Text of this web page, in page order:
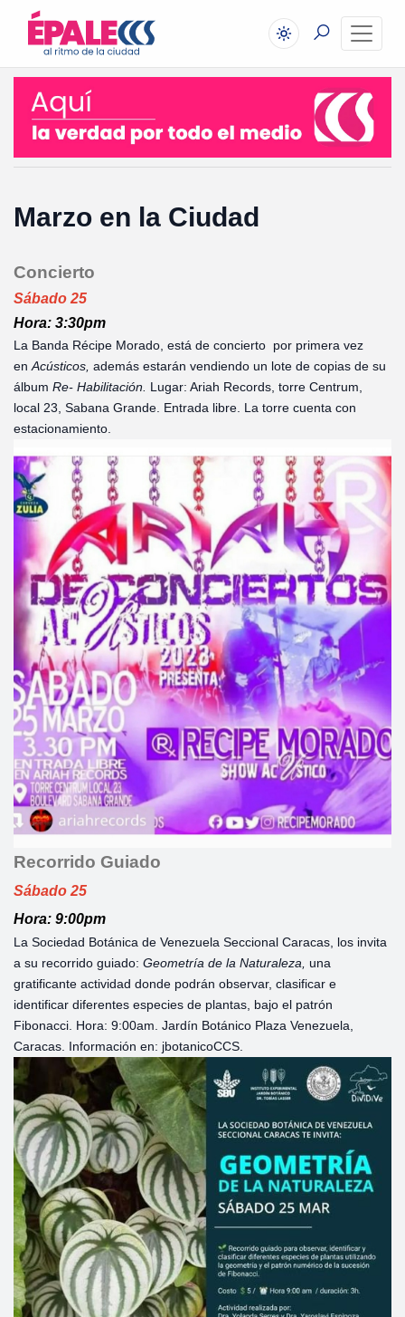
Marzo en la Ciudad
Concierto
Sábado 25
Hora: 3:30pm
La Banda Récipe Morado, está de concierto por primera vez
en Acústicos, además estarán vendiendo un lote de copias de su
álbum Re- Habilitación. Lugar: Ariah Records, torre Centrum,
local 23, Sabana Grande. Entrada libre. La torre cuenta con
estacionamiento.
Recorrido Guiado
Sábado 25
Hora: 9:00pm
La Sociedad Botánica de Venezuela Seccional Caracas, los invita
a su recorrido guiado: Geometría de la Naturaleza, una
gratificante actividad donde podrán observar, clasificar e
identificar diferentes especies de plantas, bajo el patrón
Fibonacci. Hora: 9:00am. Jardín Botánico Plaza Venezuela,
Caracas. Información en: jbotanicoCCS.